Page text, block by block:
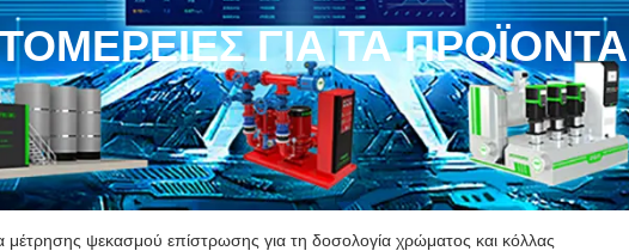
ΓΙΑ ΤΑ ΠΡΟΪΌΝΤΑ
μέτρησης ψεκασμού επίστρωσης για τη δοσολογία χρώματος και κόλλας